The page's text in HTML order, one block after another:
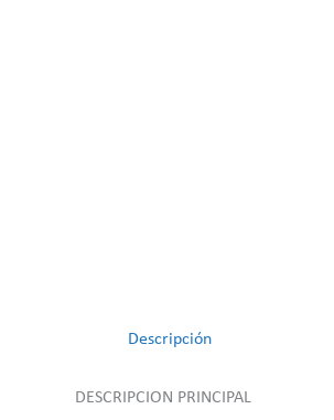
Descripción
DESCRIPCION PRINCIPAL